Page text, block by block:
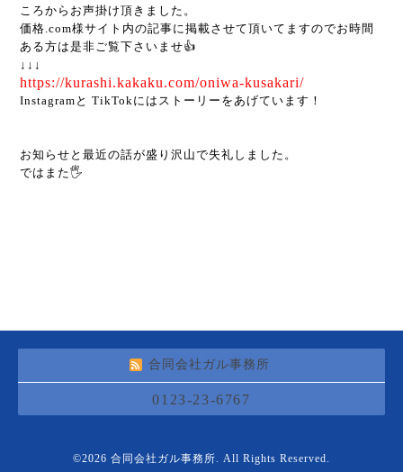
ころからお声掛け頂きました。
価格.com様サイト内の記事に掲載させて頂いてますのでお時間
ある方は是非ご覧下さいませ👍
↓↓↓
https://kurashi.kakaku.com/oniwa-kusakari/
Instagramと TikTokにはストーリーをあげています！
お知らせと最近の話が盛り沢山で失礼しました。
ではまた🖐️
合同会社ガル事務所
0123-23-6767
©2026 合同会社ガル事務所. All Rights Reserved.